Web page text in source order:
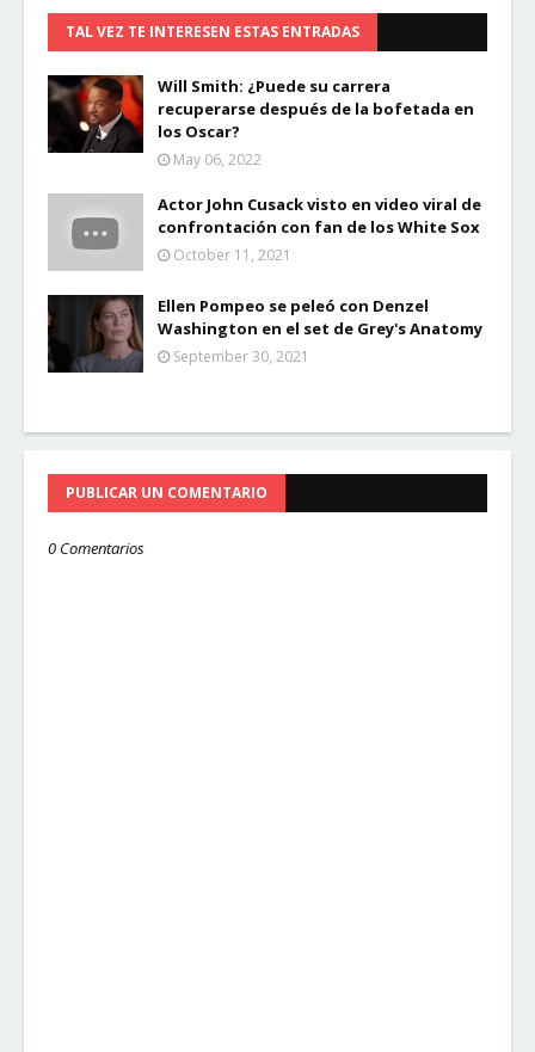
TAL VEZ TE INTERESEN ESTAS ENTRADAS
Will Smith: ¿Puede su carrera
recuperarse después de la bofetada en
los Oscar?
May 06, 2022
Actor John Cusack visto en video viral de
confrontación con fan de los White Sox
October 11, 2021
Ellen Pompeo se peleó con Denzel
Washington en el set de Grey's Anatomy
September 30, 2021
PUBLICAR UN COMENTARIO
0 Comentarios